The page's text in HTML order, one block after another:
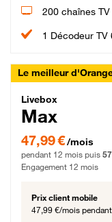
200 chaînes TV
1 Décodeur TV
Le meilleur
Livebox
Livebox
Max
47,99 € par mois
47,99 €/mois
pendant 12 mois puis
Engagement 12 mois
Prix client mobile
47,99 €/mois